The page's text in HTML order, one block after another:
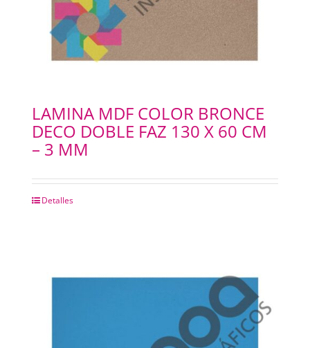
LAMINA MDF COLOR BRONCE
DECO DOBLE FAZ 130 X 60 CM
– 3 MM
Detalles